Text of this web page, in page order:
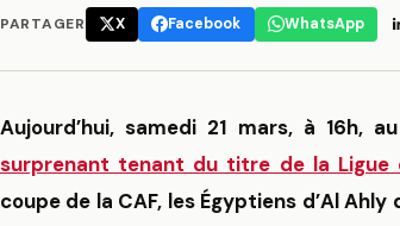
PARTAGER X Facebook WhatsApp
Aujourd’hui, samedi 21 mars, à 16h,
surprenant tenant du titre de la Ligue
coupe de la CAF, les Égyptiens d’Al